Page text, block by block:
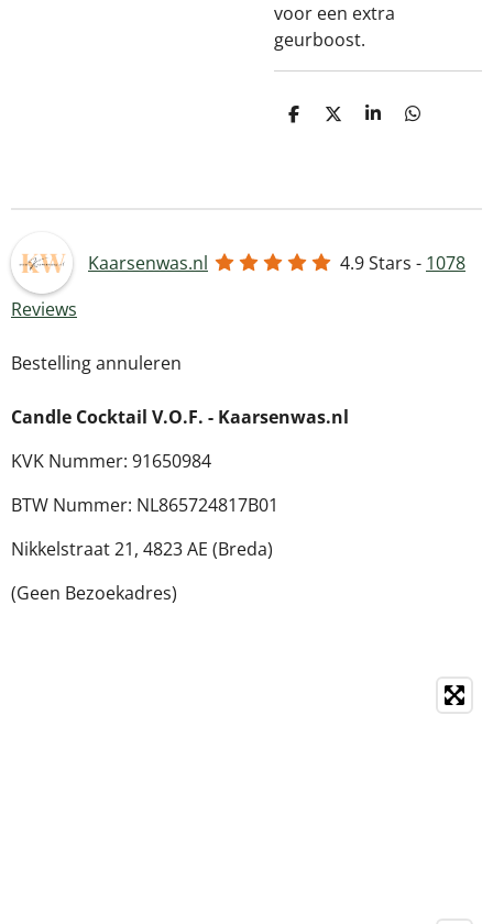
voor een extra
geurboost.
D
D
S
D
Kaarsenwas.nl 4.9Stars - 1078
Reviews
Bestelling annuleren
Candle Cocktail V.O.F. - Kaarsenwas.nl
KVK Nummer: 91650984
BTW Nummer: NL865724817B01
Nikkelstraat 21, 4823 AE (Breda)
(Geen Bezoekadres)